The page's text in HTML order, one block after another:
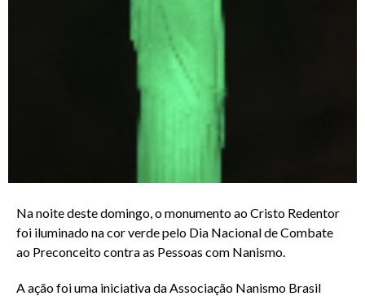
Na noite deste domingo, o monumento ao Cristo Redentor
foi iluminado na cor verde pelo Dia Nacional de Combate
ao Preconceito contra as Pessoas com Nanismo.
A ação foi uma iniciativa da Associação Nanismo Brasil